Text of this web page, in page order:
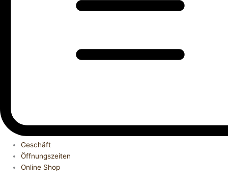
Geschäft
Öffnungszeiten
Online Shop